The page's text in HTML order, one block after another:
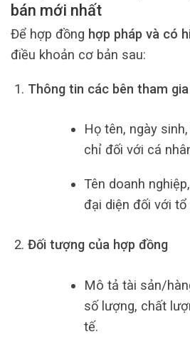
bán mới nhất
Để hợp đồng hợp pháp và có
điều khoản cơ bản sau:
Thông tin các bên tham
Họ tên, ngày
chỉ đối với cá
Tên doanh
đại diện đối với tổ
Đối tượng của hợp đồng
Mô tả tài sản/
số lượng, chất
tế.